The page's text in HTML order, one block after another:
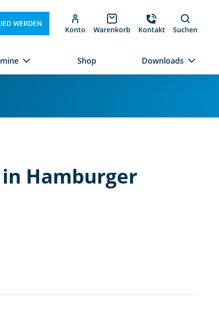
WERDEN
Konto Warenkorb Kontakt Suchen
Shop Downloads
Hamburger